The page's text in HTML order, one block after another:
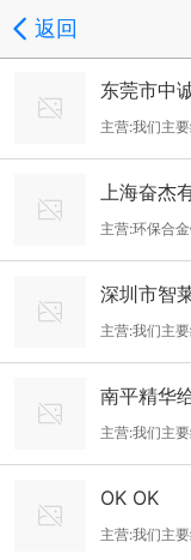
返回
东莞市中
主营:我们主
上海奋杰
主营:环保合
深圳市智
主营:我们主
南平精华
主营:我们主
OK OK
主营:我们主